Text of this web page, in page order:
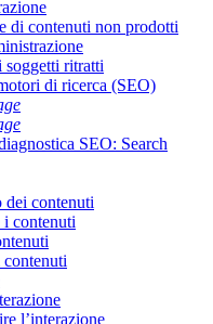
di contenuti non prodotti
soggetti ritratti
di ricerca (SEO)
SEO: Search
dei contenuti
contenuti
l’interazione